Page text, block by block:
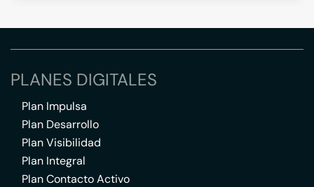
PLANES DIGITALES
Plan Impulsa
Plan Desarrollo
Plan Visibilidad
Plan Integral
Plan Contacto Activo